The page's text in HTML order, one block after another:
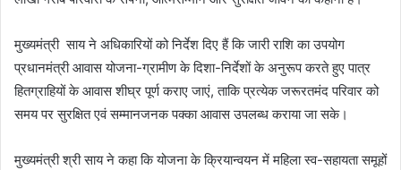
मुख्यमंत्री साय ने अधिकारियों को निर्देश दिए हैं कि जारी राशि का उपयोग
प्रधानमंत्री आवास योजना-ग्रामीण के दिशा-निर्देशों के अनुरूप करते हुए पात्र
हितग्राहियों के आवास शीघ्र पूर्ण कराए जाएं, ताकि प्रत्येक जरूरतमंद परिवार को
समय पर सुरक्षित एवं सम्मानजनक पक्का आवास उपलब्ध कराया जा सके।
मुख्यमंत्री श्री साय ने कहा कि योजना के क्रियान्वयन में महिला स्व-सहायता समूहों